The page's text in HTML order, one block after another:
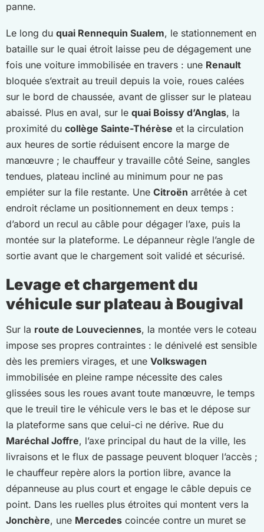
panne.
Le long du quai Rennequin Sualem, le stationnement en
bataille sur le quai étroit laisse peu de dégagement une
fois une voiture immobilisée en travers : une Renault
bloquée s’extrait au treuil depuis la voie, roues calées
sur le bord de chaussée, avant de glisser sur le plateau
abaissé. Plus en aval, sur le quai Boissy d’Anglas, la
proximité du collège Sainte-Thérèse et la circulation
aux heures de sortie réduisent encore la marge de
manœuvre ; le chauffeur y travaille côté Seine, sangles
tendues, plateau incliné au minimum pour ne pas
empiéter sur la file restante. Une Citroën arrêtée à cet
endroit réclame un positionnement en deux temps :
d’abord un recul au câble pour dégager l’axe, puis la
montée sur la plateforme. Le dépanneur règle l’angle de
sortie avant que le chargement soit validé et sécurisé.
Levage et chargement du
véhicule sur plateau à Bougival
Sur la route de Louveciennes, la montée vers le coteau
impose ses propres contraintes : le dénivelé est sensible
dès les premiers virages, et une Volkswagen
immobilisée en pleine rampe nécessite des cales
glissées sous les roues avant toute manœuvre, le temps
que le treuil tire le véhicule vers le bas et le dépose sur
la plateforme sans que celui-ci ne dérive. Rue du
Maréchal Joffre, l’axe principal du haut de la ville, les
livraisons et le flux de passage peuvent bloquer l’accès ;
le chauffeur repère alors la portion libre, avance la
dépanneuse au plus court et engage le câble depuis ce
point. Dans les ruelles plus étroites qui montent vers la
Jonchère, une Mercedes coincée contre un muret se